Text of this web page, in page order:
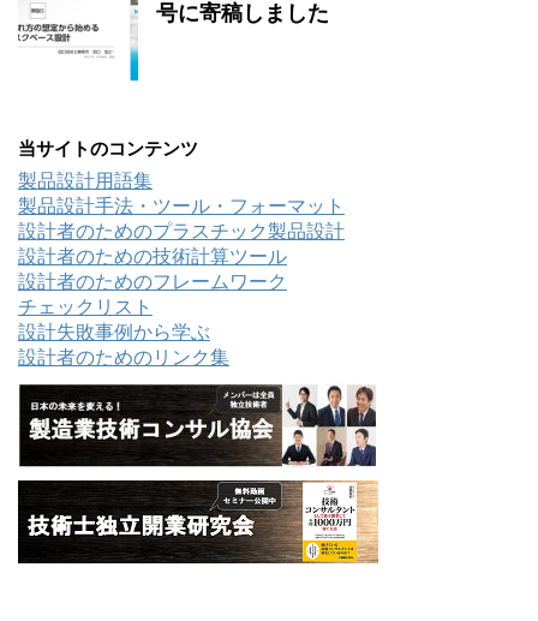
号に寄稿しました
当サイトのコンテンツ
製品設計用語集
製品設計手法・ツール・フォーマット
設計者のためのプラスチック製品設計
設計者のための技術計算ツール
設計者のためのフレームワーク
チェックリスト
設計失敗事例から学ぶ
設計者のためのリンク集